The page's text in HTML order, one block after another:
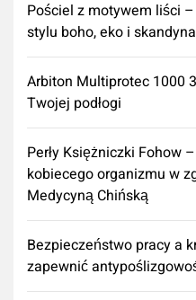
Pościel z motywem liści
stylu boho, eko i
Arbiton Multiprotec 1000
Twojej podłogi
Perły Księżniczki Fohow
kobiecego organizmu w
Medycyną Chińską
Bezpieczeństwo pracy a
zapewnić